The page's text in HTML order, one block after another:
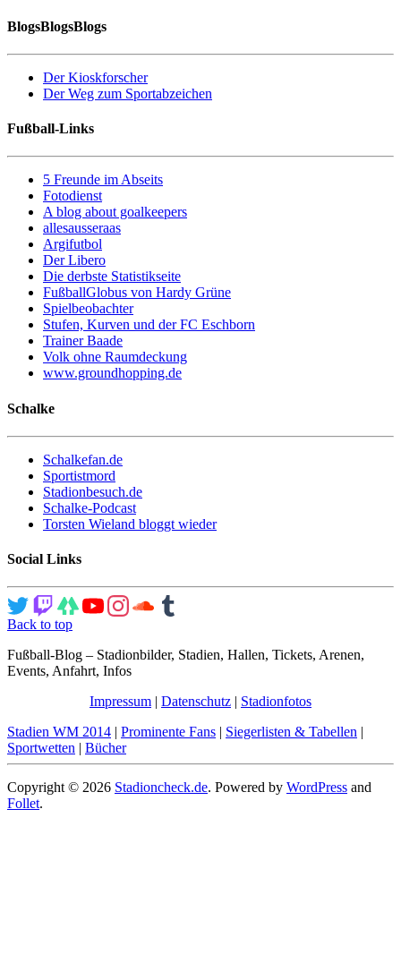
BlogsBlogsBlogs
Der Kioskforscher
Der Weg zum Sportabzeichen
Fußball-Links
5 Freunde im Abseits
Fotodienst
A blog about goalkeepers
allesausseraas
Argifutbol
Der Libero
Die derbste Statistikseite
FußballGlobus von Hardy Grüne
Spielbeobachter
Stufen, Kurven und der FC Eschborn
Trainer Baade
Volk ohne Raumdeckung
www.groundhopping.de
Schalke
Schalkefan.de
Sportistmord
Stadionbesuch.de
Schalke-Podcast
Torsten Wieland bloggt wieder
Social Links
Back to top
Fußball-Blog – Stadionbilder, Stadien, Hallen, Tickets, Arenen,
Events, Anfahrt, Infos
Impressum | Datenschutz | Stadionfotos
Stadien WM 2014 | Prominente Fans | Siegerlisten & Tabellen |
Sportwetten | Bücher
Copyright © 2026 Stadioncheck.de. Powered by WordPress and
Follet.